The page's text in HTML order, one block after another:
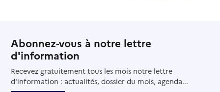
Abonnez-vous à notre lettre
d'information
Recevez gratuitement tous les mois notre lettre
d'information : actualités, dossier du mois, agenda...